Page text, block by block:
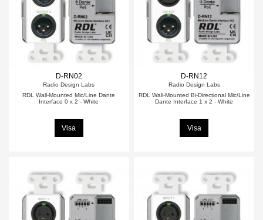
D-RN02
Radio Design Labs
RDL Wall-Mounted Mic/Line Dante
Interface 0 x 2 - White
Visa
D-RN12
Radio Design Labs
RDL Wall-Mounted Bi-Directional Mic/Line
Dante Interface 1 x 2 - White
Visa